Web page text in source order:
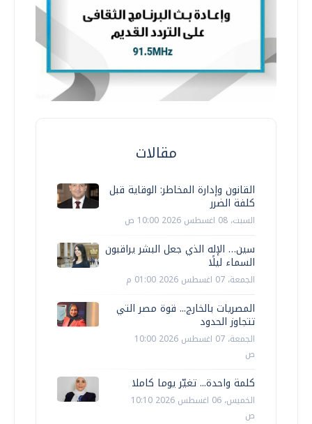
مقالات
القانون وإدارة المخاطر: الوقاية قبل
كلفة الضرر
السبت، 08 اغسطس 2026 10:00 ص
سين… الإله الذي جعل البشر يراقبون
السماء ليلًا
الجمعة، 07 اغسطس 2026 01:00 م
المصريات بالخارج... قوة مصر التي
تتجاوز الحدود
الجمعة، 07 اغسطس 2026 10:00
ص
كلمة واحدة... تغيّر يوما كاملا
الخميس، 06 اغسطس 2026 10:10
ص